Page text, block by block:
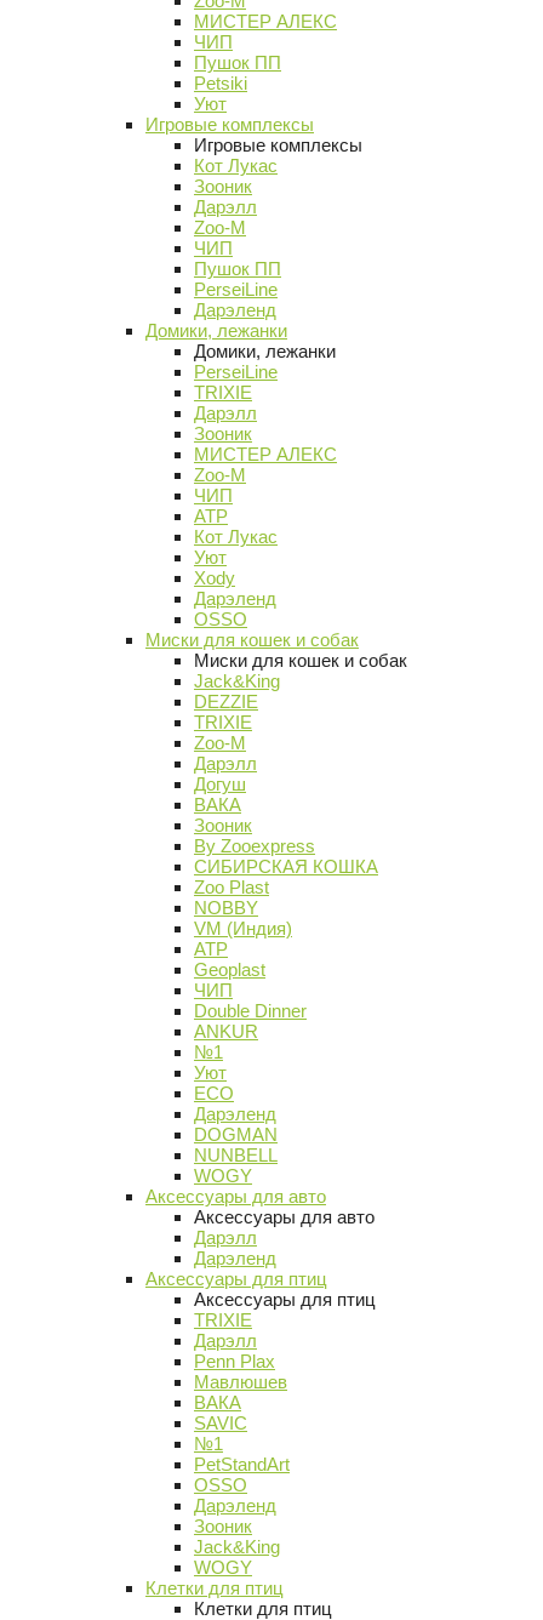
МИСТЕР АЛЕКС
ЧИП
Пушок ПП
Petsiki
Уют
Игровые комплексы
Игровые комплексы
Кот Лукас
Зооник
Дарэлл
Zoo-M
ЧИП
Пушок ПП
PerseiLine
Дарэленд
Домики, лежанки
Домики, лежанки
PerseiLine
TRIXIE
Дарэлл
Зооник
МИСТЕР АЛЕКС
Zoo-M
ЧИП
АТР
Кот Лукас
Уют
Xody
Дарэленд
OSSO
Миски для кошек и собак
Миски для кошек и собак
Jack&King
DEZZIE
TRIXIE
Zoo-M
Дарэлл
Догуш
ВАКА
Зооник
By Zooexpress
СИБИРСКАЯ КОШКА
Zoo Plast
NOBBY
VM (Индия)
АТР
Geoplast
ЧИП
Double Dinner
ANKUR
№1
Уют
ECO
Дарэленд
DOGMAN
NUNBELL
WOGY
Аксессуары для авто
Аксессуары для авто
Дарэлл
Дарэленд
Аксессуары для птиц
Аксессуары для птиц
TRIXIE
Дарэлл
Penn Plax
Мавлюшев
ВАКА
SAVIC
№1
PetStandArt
OSSO
Дарэленд
Зооник
Jack&King
WOGY
Клетки для птиц
Клетки для птиц